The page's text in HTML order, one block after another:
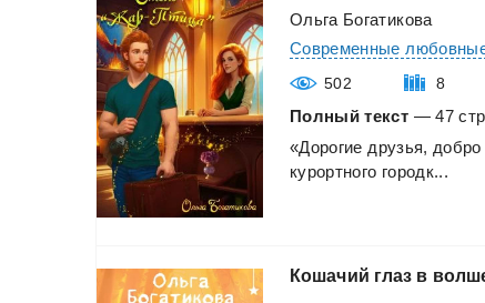
Ольга Богатикова
Современные
502 8
Полный текст — 47
«Дорогие друзья, добро
курортного городк...
Кошачий глаз в